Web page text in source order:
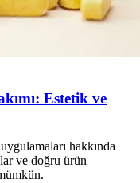
Estetik ve
hakkında
ve doğru ürün